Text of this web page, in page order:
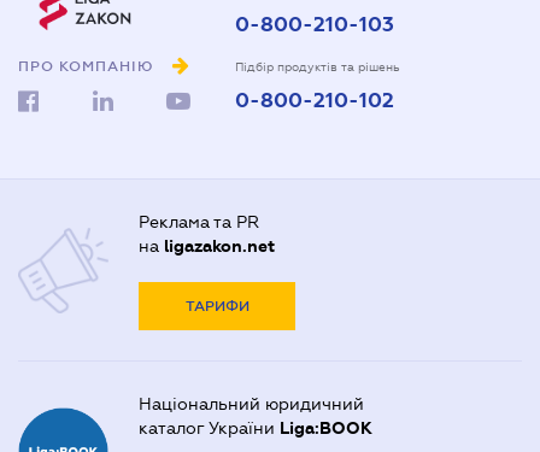
ПРО КОМПАНІЮ
0-800-210-103
Підбір продуктів та рішень
0-800-210-102
Реклама та PR
на ligazakon.net
ТАРИФИ
Національний юридичний
каталог України Liga:BOOK